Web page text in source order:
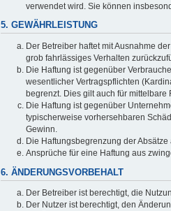
verwendet wird. Sie können
5. GEWÄHRLEISTUNG
Der Betreiber haftet mit Ausnahme
grob fahrlässiges Verhalten
Die Haftung ist gegenüber
wesentlicher Vertragspflichten
begrenzt. Dies gilt auch für
Die Haftung ist gegenüber
typischerweise vorhersehbaren
Gewinn.
Die Haftungsbegrenzung der
Ansprüche für eine Haftung aus
6. ÄNDERUNGSVORBEHALT
Der Betreiber ist berechtigt, die
Der Nutzer ist berechtigt, den